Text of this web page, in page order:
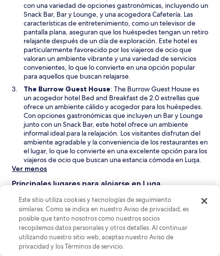
n
u
e
v
a
v
e
n
t
a
n
a
b
r
i
r
á
e
n
u
a
n
u
e
v
a
v
e
n
t
con una variedad de opciones gastronómicas, incluyendo un
Snack Bar, Bar y Lounge, y una acogedora Cafetería. Las
características de entretenimiento, como un televisor de
pantalla plana, aseguran que los huéspedes tengan un retiro
relajante después de un día de exploración. Este hotel es
particularmente favorecido por los viajeros de ocio que
valoran un ambiente vibrante y una variedad de servicios
convenientes, lo que lo convierte en una opción popular
para aquellos que buscan relajarse.
The Burrow Guest HouseS
e
a
b
r
i
r
á
e
n
n
u
e
v
a
v
: The Burrow Guest House es
un acogedor hotel Bed and Breakfast de 2.0 estrellas que
ofrece un ambiente cálido y acogedor para los huéspedes.
Con opciones gastronómicas que incluyen un Bar y Lounge
junto con un Snack Bar, este hotel ofrece un ambiente
informal ideal para la relajación. Los visitantes disfrutan del
ambiente agradable y la conveniencia de los restaurantes en
el lugar, lo que lo convierte en una excelente opción para los
viajeros de ocio que buscan una estancia cómoda en Luqa.
Ver menos
Principales lugares para alojarse en Luqa
Al visitar Luqa, Región Sur, Malta, considere alojarse en Floriana,
Cospicua y Msida. Floriana ofrece una vibrante escena
gastronómica y una rica historia, mientras que Cospicua es
perfecta para paseos románticos por encantadoras calles. Msida
es ideal para quienes aprecian un ambiente juvenil con su
proximidad a la universidad. Para los visitantes primerizos,
Floriana es la mejor opción por su animado ambiente y su
Este sitio utiliza cookies y tecnologías de seguimiento
similares. Como se indica en nuestro Aviso de privacidad, es
posible que tanto nosotros como nuestros socios
recopilemos datos personales y otros detalles. Al continuar
utilizando nuestro sitio web, aceptas nuestro Aviso de
privacidad y los Términos de servicio.